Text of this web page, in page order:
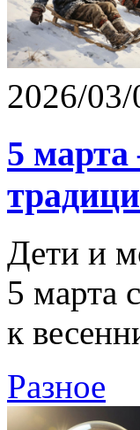
2026/
5
Дети и
5 марта
к
Разное